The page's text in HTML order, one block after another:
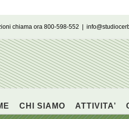
chiama ora 800-598-552
CHI SIAMO ATTIVITA’